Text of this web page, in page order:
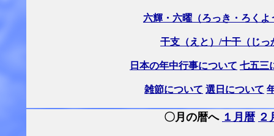
六輝・六曜（ろっき・ろくよ
干支（えと）/十干（じ
日本の年中行事について 七五三
雑節について 選日について
〇月の暦へ １月暦 ２